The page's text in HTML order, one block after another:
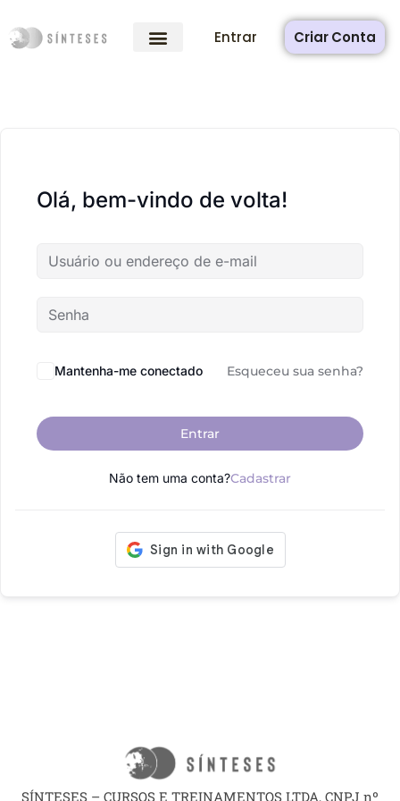
Entrar Criar Conta
Olá, bem-vindo de volta!
Mantenha-me conectado Esqueceu sua senha?
Entrar
Não tem uma conta?Cadastrar
SÍNTESES – CURSOS E TREINAMENTOS LTDA, CNPJ nº